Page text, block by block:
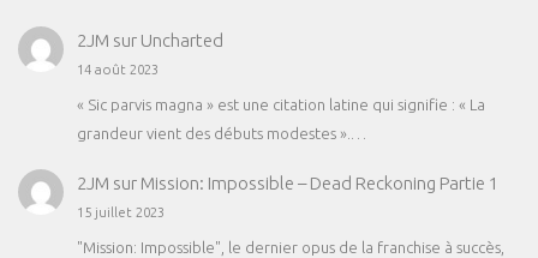
2JM sur Uncharted
14 août 2023
« Sic parvis magna » est une citation latine qui signifie : « La
grandeur vient des débuts modestes ».…
2JM sur Mission: Impossible – Dead Reckoning Partie 1
15 juillet 2023
"Mission: Impossible", le dernier opus de la franchise à succès,